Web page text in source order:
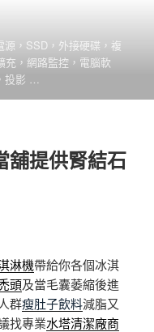
，SSD，外接硬碟，複
充，網路監控，電腦軟
投影 …
舖提供腎結石
淋機帶給你各個冰淇
頭及當毛囊萎縮後進
群瘦肚子飲料減脂又
找專業水塔清潔廠商